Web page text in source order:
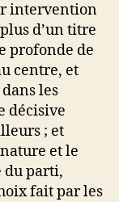
intervention
d’un titre
profonde de
centre, et
les
décisive
; et
et le
du parti,
fait par les